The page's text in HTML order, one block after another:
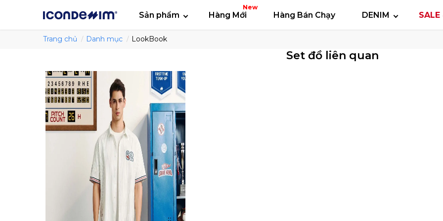
Sản phẩm Hàng Mới
New
Hàng Bán Chạy DENIM SALE
Trang chủ Danh mục LookBook
Set đồ liên quan